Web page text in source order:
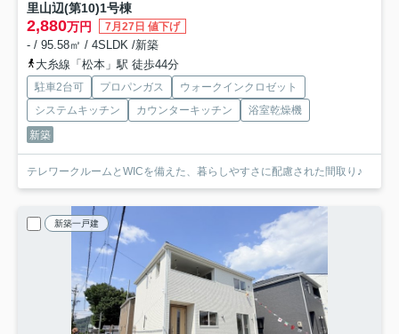
里山辺(第10)1号棟
2,880万円 7月27日 値下げ
- / 95.58㎡ / 4SLDK /新築
大糸線「松本」駅 徒歩44分
駐車2台可 プロパンガス
ウォークインクロゼット
システムキッチン
カウンターキッチン
浴室乾燥機
新築
テレワークルームとWICを備えた、暮らしやすさに配慮された間取り♪
新築一戸建